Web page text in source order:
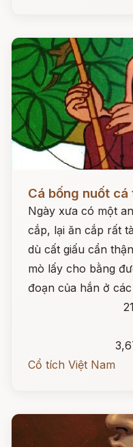
Đọc ngay
Cá bống nuốt cá
Ngày xưa có một
cắp, lại ăn cắp rất
dù cất giấu cẩn
mò lấy cho bằng
đoạn của hắn ở
Cổ tích Việt Nam